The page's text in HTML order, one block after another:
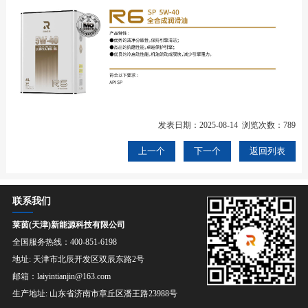
发表日期：2025-08-14 浏览次数：789
上一个 下一个 返回列表
联系我们
莱茵(天津)新能源科技有限公司
全国服务热线：400-851-6198
地址: 天津市北辰开发区双辰东路2号
邮箱：laiyintianjin@163.com
生产地址: 山东省济南市章丘区潘王路23988号